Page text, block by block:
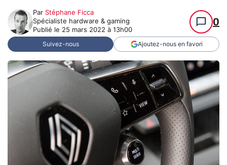
Par Stéphane Ficca
Spécialiste hardware & gaming
Publié le 25 mars 2022 à 13h00
0
Suivez-nous Ajoutez-nous en favori